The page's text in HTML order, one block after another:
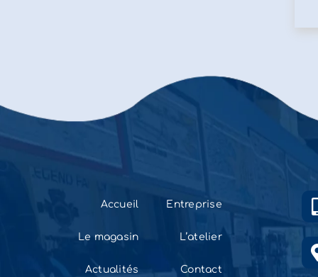
Accueil Entreprise
Le magasin L’atelier
Actualités Contact